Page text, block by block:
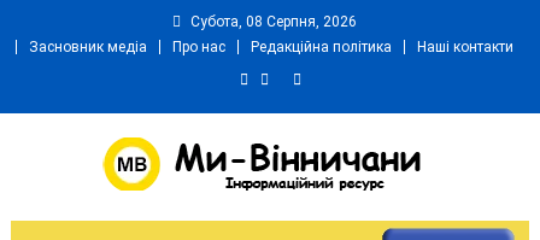
Субота, 08 Серпня, 2026
Засновник медіа
Про нас Редакційна політика Наші контакти
Ми Вінничани